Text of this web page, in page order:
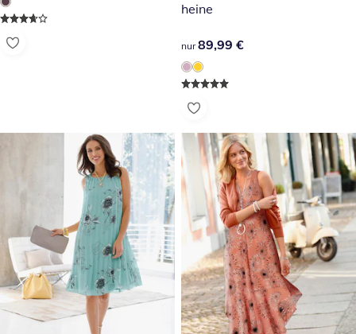
heine
89,99 €
nur 89,99 €